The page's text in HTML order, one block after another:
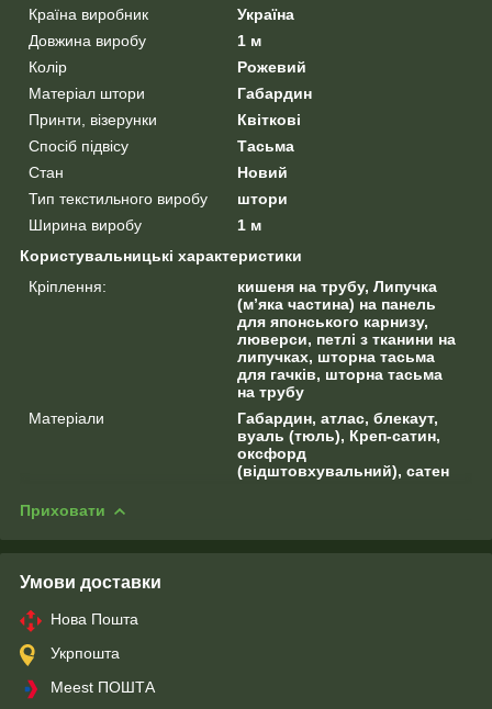
Країна виробник
Україна
Довжина виробу
1 м
Колір
Рожевий
Матеріал штори
Габардин
Принти, візерунки
Квіткові
Спосіб підвісу
Тасьма
Стан
Новий
Тип текстильного виробу
штори
Ширина виробу
1 м
Користувальницькі характеристики
Кріплення:
кишеня на трубу, Липучка
(м’яка частина) на панель
для японського карнизу,
люверси, петлі з тканини на
липучках, шторна тасьма
для гачків, шторна тасьма
на трубу
Матеріали
Габардин, атлас, блекаут,
вуаль (тюль), Креп-сатин,
оксфорд
(відштовхувальний), сатен
Приховати
Умови доставки
Нова Пошта
Укрпошта
Meest ПОШТА